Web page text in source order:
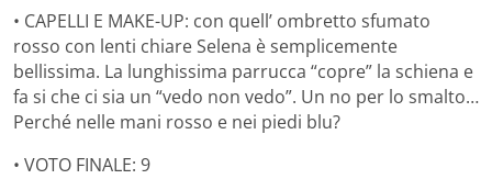
• CAPELLI E MAKE-UP: con quell’ ombretto sfumato
rosso con lenti chiare Selena è semplicemente
bellissima. La lunghissima parrucca “copre” la schiena e
fa si che ci sia un “vedo non vedo”. Un no per lo smalto…
Perché nelle mani rosso e nei piedi blu?
• VOTO FINALE: 9